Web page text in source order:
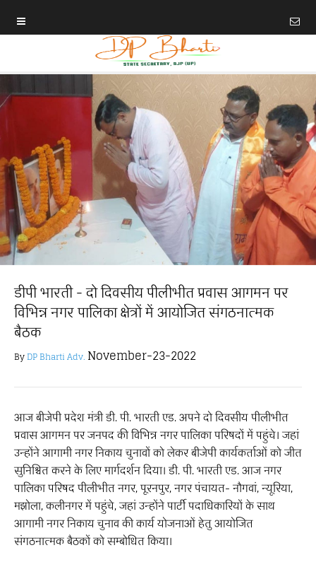
डीपी भारती - दो दिवसीय पीलीभीत प्रवास आगमन पर
विभिन्न नगर पालिका क्षेत्रों में आयोजित संगठनात्मक
बैठक
ByDP Bharti Adv. November-23-2022
आज बीजेपी प्रदेश मंत्री डी. पी. भारती एड. अपने दो दिवसीय पीलीभीत
प्रवास आगमन पर जनपद की विभिन्न नगर पालिका परिषदों में पहुंचे। जहां
उन्होंने आगामी नगर निकाय चुनावों को लेकर बीजेपी कार्यकर्ताओं को जीत
सुनिश्चित करने के लिए मार्गदर्शन दिया। डी. पी. भारती एड. आज नगर
पालिका परिषद पीलीभीत नगर, पूरनपुर, नगर पंचायत- नौगवां, न्यूरिया,
मझोला, कलीनगर में पहुंचे, जहां उन्होंने पार्टी पदाधिकारियों के साथ
आगामी नगर निकाय चुनाव की कार्य योजनाओं हेतु आयोजित
संगठनात्मक बैठकों को सम्बोधित किया।